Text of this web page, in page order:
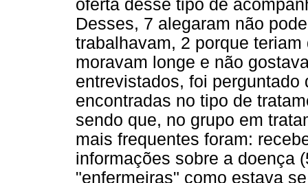
oferta desse tipo de
Desses, 7 alegaram não
trabalhavam, 2 porque
moravam longe e não
entrevistados, foi
encontradas no tipo de
sendo que, no grupo em
mais frequentes foram:
informações sobre a doença
"enfermeiras" como estava